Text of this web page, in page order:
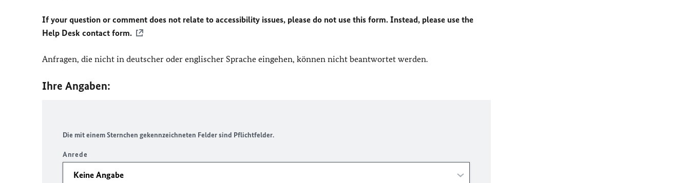
If your question or comment does not relate to accessibility issues, please do not use this form. Instead, please use the
Help Desk contact form.
Anfragen, die nicht in deutscher oder englischer Sprache eingehen, können nicht beantwortet werden.
Ihre Angaben:
Die mit einem Sternchen gekennzeichneten Felder sind Pflichtfelder.
Anrede